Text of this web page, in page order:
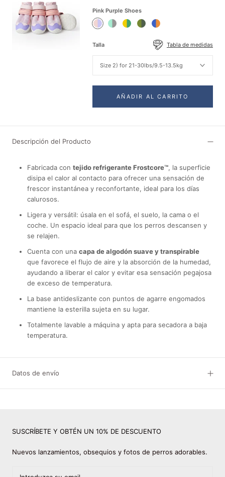
Pink Purple Shoes
Pink
Shoes
Teal
Green Green Orange
Shoes
Talla Tabla de medidas
Size 2) for 21-30lbs/9.5-13.5kg
AÑADIR AL CARRITO
Descripción del Producto
Fabricada con tejido refrigerante Frostcore™, la superficie
disipa el calor al contacto para ofrecer una sensación de
frescor instantánea y reconfortante, ideal para los días
calurosos.
Ligera y versátil: úsala en el sofá, el suelo, la cama o el
coche. Un espacio ideal para que los perros descansen y
se relajen.
Cuenta con una capa de algodón suave y transpirable
que favorece el flujo de aire y la absorción de la humedad,
ayudando a liberar el calor y evitar esa sensación pegajosa
de exceso de temperatura.
La base antideslizante con puntos de agarre engomados
mantiene la esterilla sujeta en su lugar.
Totalmente lavable a máquina y apta para secadora a baja
temperatura.
Datos de envío
SUSCRÍBETE Y OBTÉN UN 10% DE DESCUENTO
Nuevos lanzamientos, obsequios y fotos de perros adorables.